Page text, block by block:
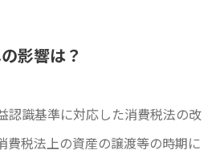
影響は？
認識基準に対応した消費税法の改
費税法上の資産の譲渡等の時期に